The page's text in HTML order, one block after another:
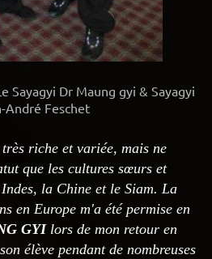
Sayagyi Dr Maung gyi & Sayagyi
André Feschet
riche et variée, mais ne
que les cultures sœurs et
la Chine et le Siam. La
en Europe m'a été permise en
GYI lors de mon retour en
élève pendant de nombreuses